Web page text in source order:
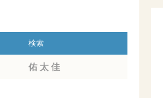
検索
佑 太 佳